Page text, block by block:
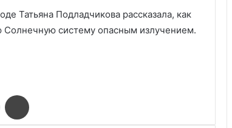
Татьяна Подладчикова рассказала, как
систему опасным излучением.
Поделиться
через